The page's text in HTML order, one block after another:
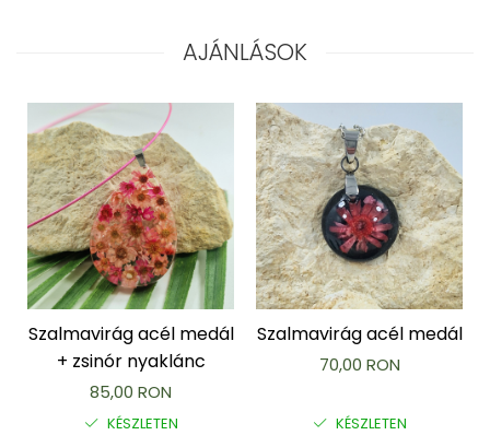
AJÁNLÁSOK
Szalmavirág acél medál
+ zsinór nyaklánc
85,00 RON
KÉSZLETEN
Szalmavirág acél medál
70,00 RON
KÉSZLETEN